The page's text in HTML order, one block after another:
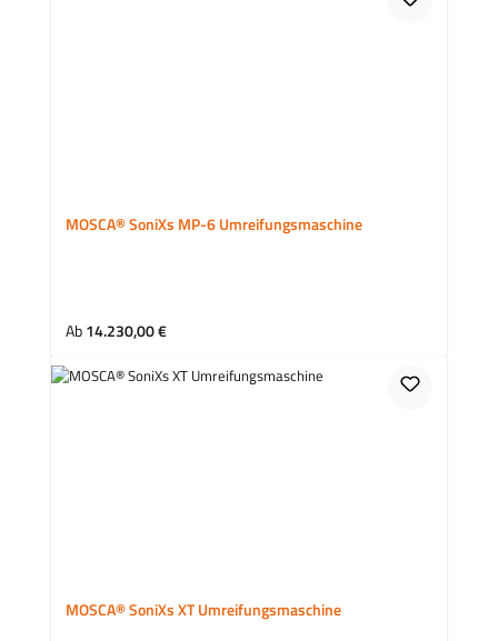
MOSCA® SoniXs MP-6 Umreifungsmaschine
Ab14.230,00 €
MOSCA® SoniXs XT Umreifungsmaschine